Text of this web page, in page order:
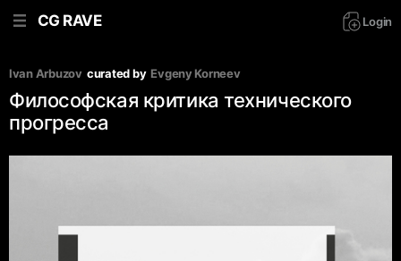
CG RAVE Login
Ivan Arbuzov curated by Evgeny Korneev
Философская критика технического
прогресса